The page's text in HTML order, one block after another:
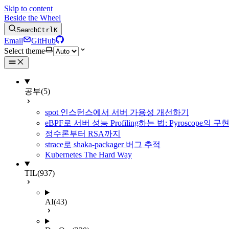
Skip to content
Beside the Wheel
SearchCtrlK
Email
GitHub
Select theme
공부(5)
spot 인스턴스에서 서버 가용성 개선하기
eBPF로 서버 성능 Profiling하는 법: Pyroscope의 구
정수론부터 RSA까지
strace로 shaka-packager 버그 추적
Kubernetes The Hard Way
TIL(937)
AI(43)